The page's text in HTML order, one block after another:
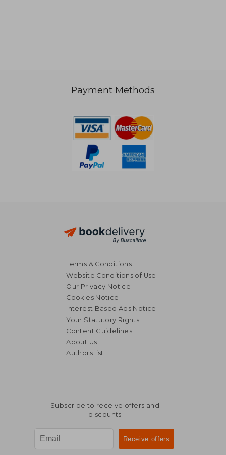
48,14 €
Payment Methods
Terms & Conditions
Website Conditions of Use
Our Privacy Notice
Cookies Notice
Interest Based Ads Notice
Your Statutory Rights
Content Guidelines
About Us
Authors list
Subscribe to receive offers and
discounts